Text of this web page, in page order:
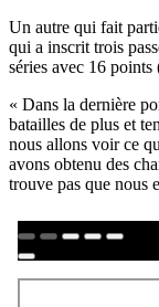
Un autre qui fait
qui a inscrit trois
séries avec 16
« Dans la dernière
batailles de plus et
nous allons voir ce
avons obtenu des
trouve pas que nous